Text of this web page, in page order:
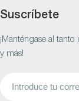
Suscríbete
¡Manténgase al
y más!